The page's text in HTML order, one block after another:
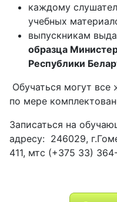
каждому
учебных
выпускникам
образца
Республики
Обучаться могут
по мере
Записаться на
адресу: 246029,
411, мтс (+375 33)